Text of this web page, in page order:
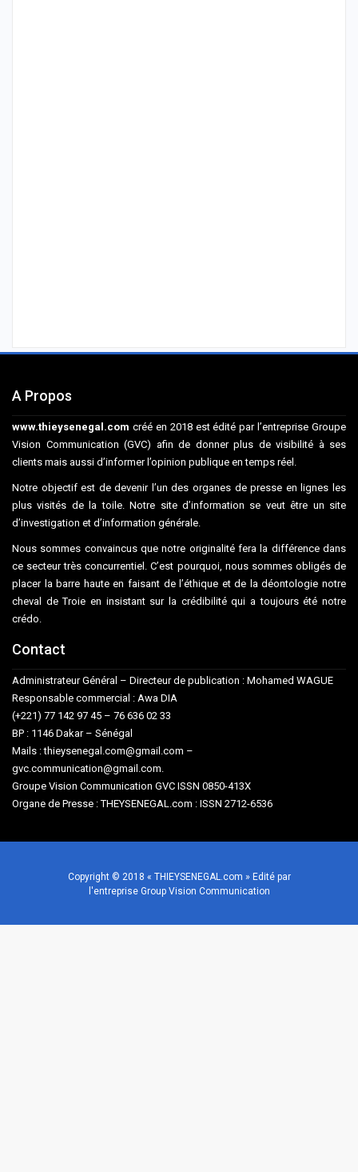
A Propos
www.thieysenegal.com créé en 2018 est édité par l’entreprise Groupe
Vision Communication (GVC) afin de donner plus de visibilité à ses
clients mais aussi d’informer l’opinion publique en temps réel.
Notre objectif est de devenir l’un des organes de presse en lignes les
plus visités de la toile. Notre site d’information se veut être un site
d’investigation et d’information générale.
Nous sommes convaincus que notre originalité fera la différence dans
ce secteur très concurrentiel. C’est pourquoi, nous sommes obligés de
placer la barre haute en faisant de l’éthique et de la déontologie notre
cheval de Troie en insistant sur la crédibilité qui a toujours été notre
crédo.
Contact
Administrateur Général – Directeur de publication : Mohamed WAGUE
Responsable commercial : Awa DIA
(+221) 77 142 97 45 – 76 636 02 33
BP : 1146 Dakar – Sénégal
Mails : thieysenegal.com@gmail.com –
gvc.communication@gmail.com.
Groupe Vision Communication GVC ISSN 0850-413X
Organe de Presse : THEYSENEGAL.com : ISSN 2712-6536
Copyright © 2018 « THIEYSENEGAL.com » Edité par
l'entreprise Group Vision Communication